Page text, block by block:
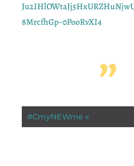
8MrcfhGp-0PooRvXI4
”
#CmyNEWme ✊